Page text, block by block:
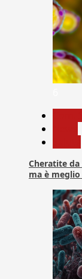
Cheratite
ma è